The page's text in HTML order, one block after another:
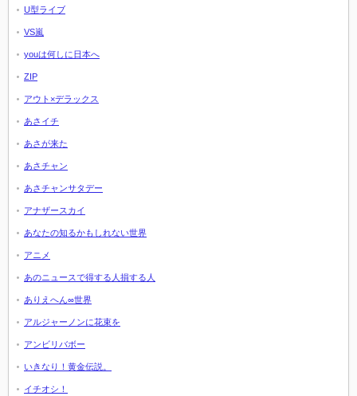
U型ライブ
VS嵐
youは何しに日本へ
ZIP
アウト×デラックス
あさイチ
あさが来た
あさチャン
あさチャンサタデー
アナザースカイ
あなたの知るかもしれない世界
アニメ
あのニュースで得する人損する人
ありえへん∞世界
アルジャーノンに花束を
アンビリバボー
いきなり！黄金伝説。
イチオシ！